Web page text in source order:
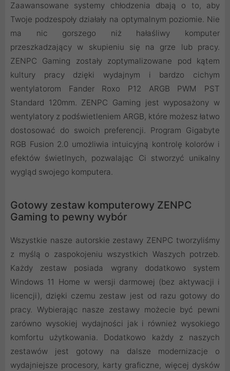
Zaawansowane systemy chłodzenia dbają o to, aby
Twoje podzespoły działały na optymalnym poziomie. Nie
ma nic gorszego niż hałaśliwy komputer
przeszkadzający w skupieniu się na grze lub pracy.
ZENPC Gaming zostały zoptymalizowane pod kątem
kultury pracy dzięki wydajnym i bardzo cichym
wentylatorom Fander Roxo P12 ARGB PWM PST
Standard 120mm. ZENPC Gaming jest wyposażony w
wentylatory z podświetleniem ARGB, które możesz łatwo
dostosować do swoich preferencji. Program Gigabyte
RGB Fusion 2.0 umożliwia intuicyjną kontrolę kolorów i
efektów świetlnych, pozwalając Ci stworzyć unikalny
wygląd swojego komputera.
Gotowy zestaw komputerowy ZENPC
Gaming to pewny wybór
Wszystkie nasze autorskie zestawy ZENPC tworzyliśmy
z myślą o zaspokojeniu wszystkich Waszych potrzeb.
Każdy zestaw posiada wgrany dodatkowo system
Windows 11 Home w wersji darmowej (bez aktywacji i
licencji), dzięki czemu zestaw jest od razu gotowy do
pracy. Wybierając nasze zestawy możecie być pewni
zarówno wysokiej wydajności jak i również wysokiego
komfortu użytkowania. Dodatkowo każdy z naszych
zestawów jest gotowy na dalsze modernizacje o
wydajniejsze procesory, karty graficzne, więcej dysków